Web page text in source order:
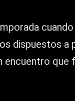
dispuestos
que